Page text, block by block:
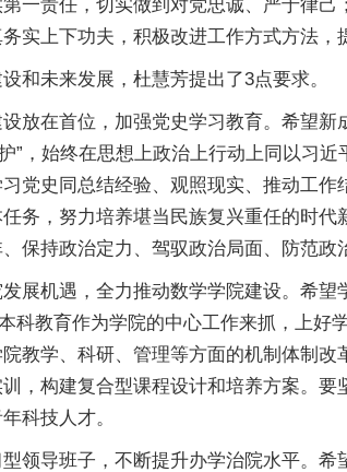
一责任，切实做到对党忠诚、严于律
实上下功夫，积极改进工作方式方法
和未来发展，杜慧芳提出了3点要求。
放在首位，加强党史学习教育。希望新
”，始终在思想上政治上行动上同以习
党史同总结经验、观照现实、推动工
务，努力培养堪当民族复兴重任的时
保持政治定力、驾驭政治局面、防范政
展机遇，全力推动数学学院建设。希
科教育作为学院的中心工作来抓，上
教学、科研、管理等方面的机制体制
，构建复合型课程设计和培养方案。
科技人才。
领导班子，不断提升办学治院水平。